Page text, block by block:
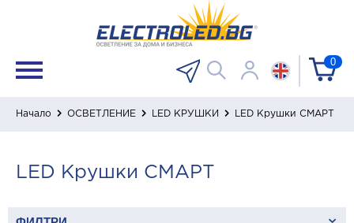
0
Начало ОСВЕТЛЕНИЕ LED КРУШКИ LED Крушки СМАРТ
LED Крушки СМАРТ